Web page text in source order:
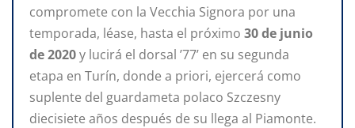
compromete con la Vecchia Signora por una
temporada, léase, hasta el próximo 30 de junio
de 2020y lucirá el dorsal ’77’ en su segunda
etapa en Turín, donde a priori, ejercerá como
suplente del guardameta polaco Szczesny
diecisiete años después de su llega al Piamonte.